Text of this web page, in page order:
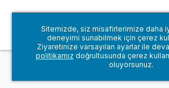
Sitemizde, siz misafirlerimize daha
deneyimi sunabilmek için çerez
Ziyaretinize varsayılan ayarlar ile
politikamız doğrultusunda çerez
oluyorsunuz.
© Fraport TAV Antalya